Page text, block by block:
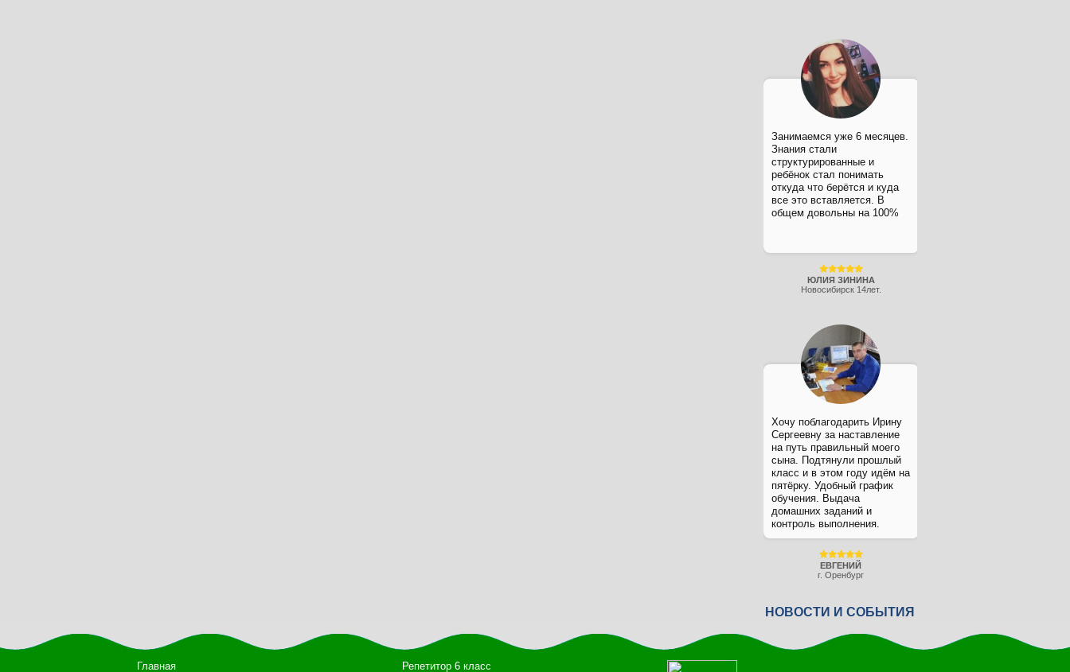
Занимаемся уже 6 месяцев.
Знания стали
структурированные и
ребёнок стал понимать
откуда что берётся и куда
все это вставляется. В
общем довольны на 100%
ЮЛИЯ ЗИНИНА
Новосибирск 14лет.
Хочу поблагодарить Ирину
Сергеевну за наставление
на путь правильный моего
сына. Подтянули прошлый
класс и в этом году идём на
пятёрку. Удобный график
обучения. Выдача
домашних заданий и
контроль выполнения.
ЕВГЕНИЙ
г. Оренбург
НОВОСТИ И СОБЫТИЯ
Главная Репетитор 6 класс